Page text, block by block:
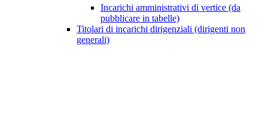
Incarichi amministrativi di vertice (da
pubblicare in tabelle)
Titolari di incarichi dirigenziali (dirigenti non
generali)